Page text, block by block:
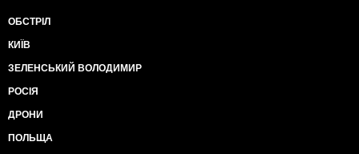
ОБСТРІЛ
КИЇВ
ЗЕЛЕНСЬКИЙ ВОЛОДИМИР
РОСІЯ
ДРОНИ
ПОЛЬЩА